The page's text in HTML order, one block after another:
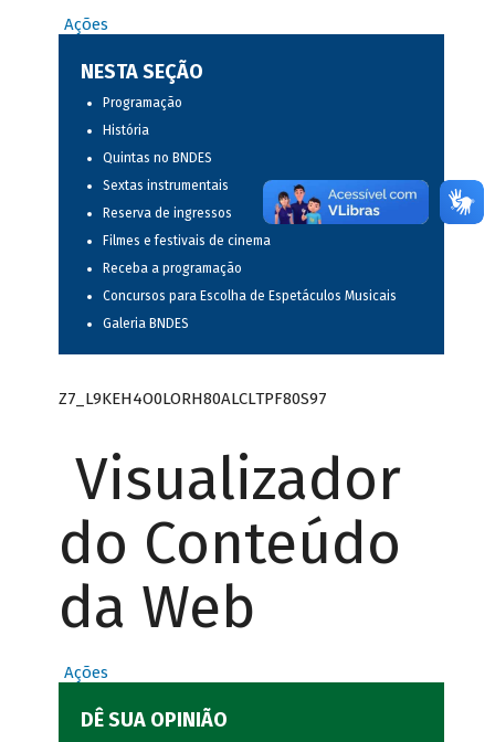
Ações
NESTA SEÇÃO
Programação
História
Quintas no BNDES
Sextas instrumentais
Reserva de ingressos
Filmes e festivais de cinema
Receba a programação
Concursos para Escolha de Espetáculos Musicais
Galeria BNDES
Z7_L9KEH4O0LORH80ALCLTPF80S97
Visualizador
do Conteúdo
da Web
Ações
DÊ SUA OPINIÃO